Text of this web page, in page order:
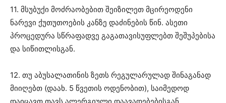
11. მსუბუქი მოძრაობებით შეიზილეთ მცირეოდენი
ნარევი ქუთუთოების კანზე დაძინების წინ. ასეთი
პროცედურა სწრაფადვე გაგათავისუფლებთ შეშუპებისა
და სიწითლისგან.
12. თუ აბუსალათინის ზეთს რეგულარულად შინაგანად
მიიღებთ (დაახ. 5 წვეთის ოდენობით), საიმედოდ